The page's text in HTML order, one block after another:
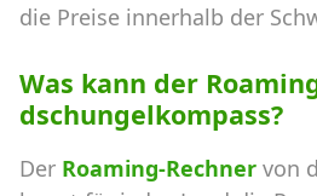
die Preise innerhalb der
Was kann der
dschungelkompass?
Der Roaming-Rechner von